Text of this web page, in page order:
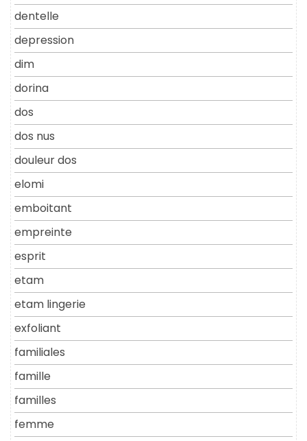
dentelle
depression
dim
dorina
dos
dos nus
douleur dos
elomi
emboitant
empreinte
esprit
etam
etam lingerie
exfoliant
familiales
famille
familles
femme